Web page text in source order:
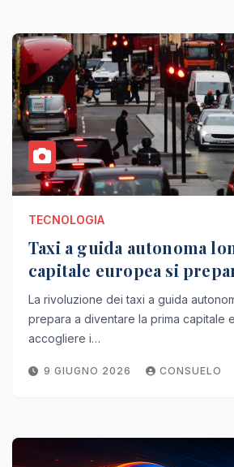
TECNOLOGIA
Taxi a guida autonoma
capitale europea si
La rivoluzione dei taxi a guida
prepara a diventare la prima capitale
accogliere i…
9 GIUGNO 2026 CONSUELO